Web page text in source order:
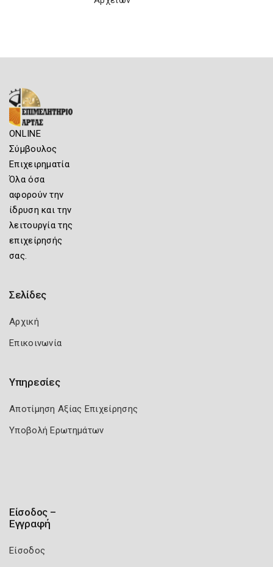
ONLINE
Σύμβουλος
Επιχειρηματία
Όλα όσα
αφορούν την
ίδρυση και την
λειτουργία της
επιχείρησής
σας.
Σελίδες
Αρχική
Επικοινωνία
Υπηρεσίες
Αποτίμηση Αξίας Επιχείρησης
Υποβολή Ερωτημάτων
Είσοδος –
Εγγραφή
Είσοδος